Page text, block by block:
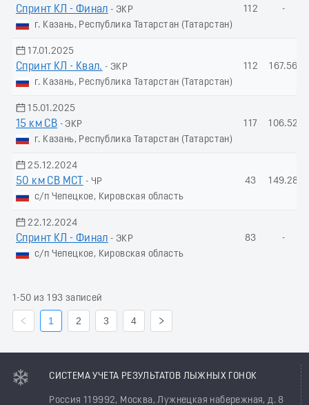
Спринт КЛ - Финал - ЭКР
г. Казань, Республика Татарстан (Татарстан)
112 -
17.01.2025
Спринт КЛ - Квал. - ЭКР
г. Казань, Республика Татарстан (Татарстан)
112 167.56
15.01.2025
15 км СВ - ЭКР
г. Казань, Республика Татарстан (Татарстан)
117 106.52
25.12.2024
50 км СВ МСТ
- ЧР
с/п Чепецкое, Кировская область
43 149.28
22.12.2024
Спринт КЛ - Финал - ЭКР
с/п Чепецкое, Кировская область
83 -
1-50 из 193 записей
1 2 3 4
СИСТЕМА УЧЕТА РЕЗУЛЬТАТОВ ЛЫЖНЫХ ГОНОК
Россия 119992, Москва, Лужнецкая набережная, д. 8